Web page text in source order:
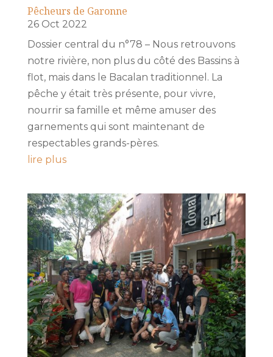
Pêcheurs de Garonne
26 Oct 2022
Dossier central du n°78 – Nous retrouvons
notre rivière, non plus du côté des Bassins à
flot, mais dans le Bacalan traditionnel. La
pêche y était très présente, pour vivre,
nourrir sa famille et même amuser des
garnements qui sont maintenant de
respectables grands-pères.
lire plus